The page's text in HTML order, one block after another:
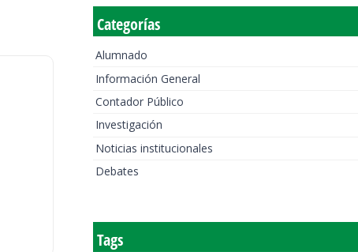
Categorías
Alumnado
Información General
Contador Público
Investigación
Noticias institucionales
Debates
Tags